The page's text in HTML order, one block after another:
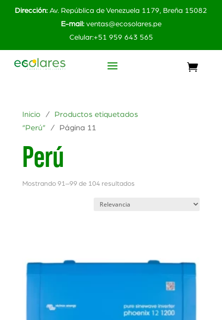
Dirección: Av. República de Venezuela 1179, Breña 15082
E-mail: ventas@ecosolares.pe
Celular:+51 959 643 565
Inicio / Productos etiquetados
“Perú” / Página 11
Perú
Mostrando 91–99 de 104 resultados